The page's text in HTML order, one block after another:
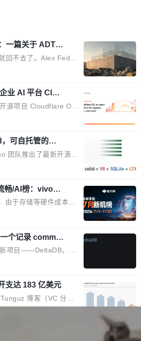
一篇关于 ADT
回不去了。Alex Fedos
石"。 他说的东西不新
），尤其是和类型
楚了一件事：这不是类
常编码的思维方式。 文
。一个网站的深色主题
空字段来表示——bool
的默认模式、浅
产生大量无意义的组
了、全 null 了。要知道
你得靠"文档、校验、或
Rust 的 enum，两个
业 AI 平台 Clou
源项目 Cloudflare O
，你会觉得这是又一
人"——每个大厂都在
Varda 在 Twitte
天我们发布了 Cloudfla
天机器人，跟其他所
不过，实际上它不一
重制版，我十年前的
，这次它构建在 Cloudf
九年时间搭建的平台
基本上是我十年秘密
Ken...
可自托管的分
团队推出了最新开源项
机器上运行 Cloudflare
的守护进程。 设
是一个独立的 SQLite
制到你自己的 S3 兼容
过这个存储库协调——
按分片构建，单个数据
在设计层面就被消除
几乎不占资源。当 cel
S3 恢复 SQLite 数据
久化的唯一真相...
畅/AI榜：vivo夺
星Galaxy Z系列
由于存储等硬件成本暴
好过啊，新机速度明显
Z Fold8 Ultra / Z
要么是中低端机器，
Note 17、REDMI No
要么是vivo X300 E这
Fold8 Ultra / Z Fold8 /
在7月22日发布，且全
for Galaxy，它们本该
个记录 commit
制系统
项目——DeltaDB，一
每一次编辑操作的版
Access 阶段。 De
在 landing page 最显
made between com
之间写出来的。git
支达 183 亿美元
博客（VC 分
二季度业绩报告，Spac